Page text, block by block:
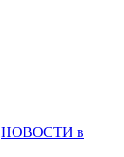
НОВОСТИ в